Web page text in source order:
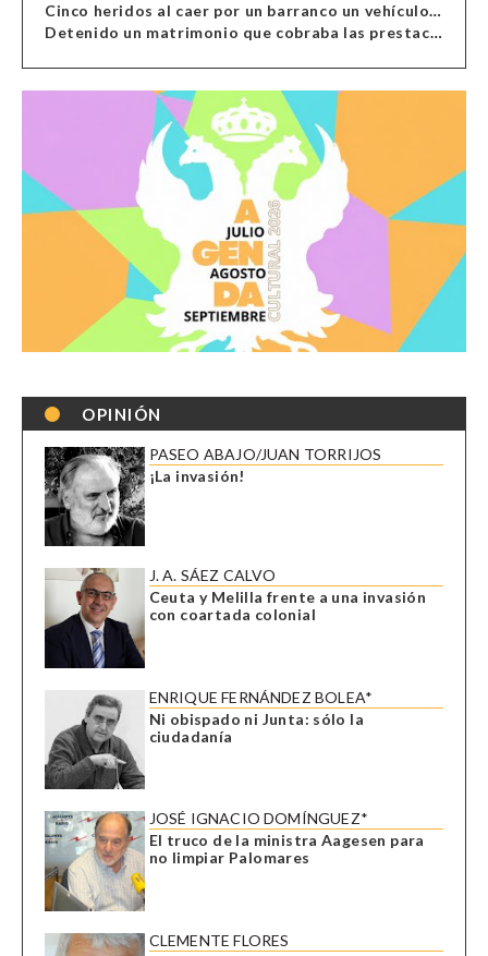
Cinco heridos al caer por un barranco un vehículo en Alcolea
Detenido un matrimonio que cobraba las prestaciones de ilegales en Almería, Granada, Málaga, Huelva y Murcia
OPINIÓN
PASEO ABAJO/JUAN TORRIJOS
¡La invasión!
J. A. SÁEZ CALVO
Ceuta y Melilla frente a una invasión
con coartada colonial
ENRIQUE FERNÁNDEZ BOLEA*
Ni obispado ni Junta: sólo la
ciudadanía
JOSÉ IGNACIO DOMÍNGUEZ*
El truco de la ministra Aagesen para
no limpiar Palomares
CLEMENTE FLORES